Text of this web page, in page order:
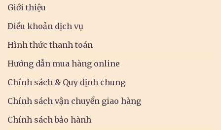
Giới thiệu
Điều khoản dịch vụ
Hình thức thanh toán
Hướng dẫn mua hàng online
Chính sách & Quy định chung
Chính sách vận chuyển giao hàng
Chính sách bảo hành